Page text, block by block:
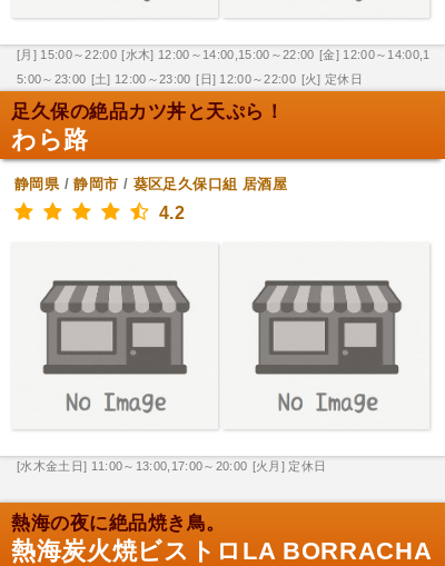
[月] 15:00～22:00 [水木] 12:00～14:00,15:00～22:00 [金] 12:00～14:00,1
5:00～23:00 [土] 12:00～23:00 [日] 12:00～22:00 [火] 定休日
足久保の絶品カツ丼と天ぷら！
わら路
静岡県/静岡市 / 葵区足久保口組 居酒屋
4.2
[水木金土日] 11:00～13:00,17:00～20:00 [火月] 定休日
熱海の夜に絶品焼き鳥。
熱海炭火焼ビストロLA BORRACHA